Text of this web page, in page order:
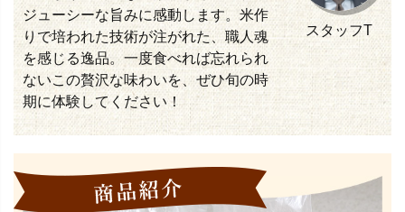
ジューシーな旨みに感動します。米作
りで培われた技術が注がれた、職人魂
を感じる逸品。一度食べれば忘れられ
ないこの贅沢な味わいを、ぜひ旬の時
期に体験してください！
スタッフT